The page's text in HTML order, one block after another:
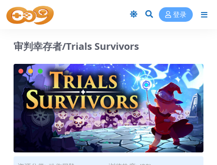
登录
审判幸存者/Trials Survivors